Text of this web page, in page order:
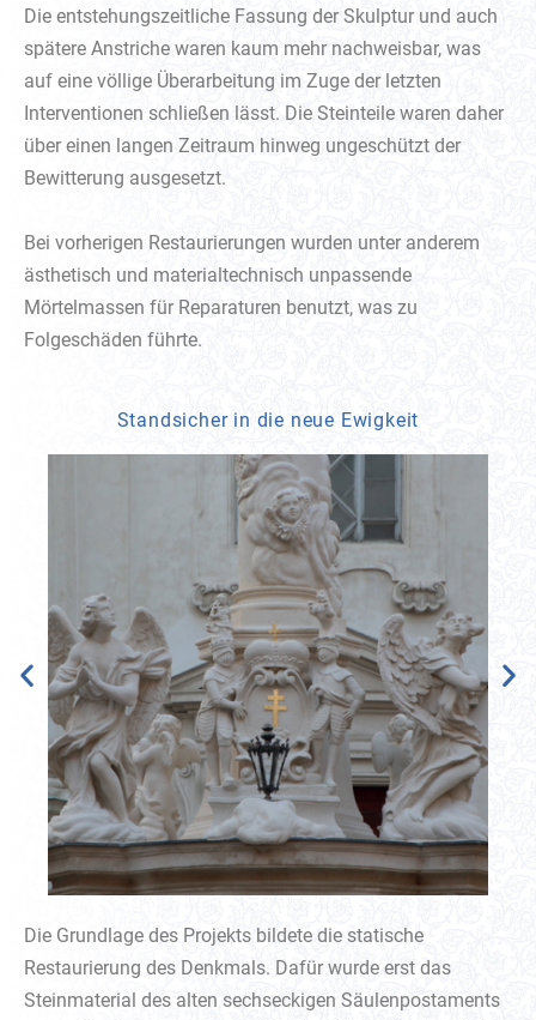
Die entstehungszeitliche Fassung der Skulptur und auch
spätere Anstriche waren kaum mehr nachweisbar, was
auf eine völlige Überarbeitung im Zuge der letzten
Interventionen schließen lässt. Die Steinteile waren daher
über einen langen Zeitraum hinweg ungeschützt der
Bewitterung ausgesetzt.
Bei vorherigen Restaurierungen wurden unter anderem
ästhetisch und materialtechnisch unpassende
Mörtelmassen für Reparaturen benutzt, was zu
Folgeschäden führte.
Standsicher in die neue Ewigkeit
Die Grundlage des Projekts bildete die statische
Restaurierung des Denkmals. Dafür wurde erst das
Steinmaterial des alten sechseckigen Säulenpostaments